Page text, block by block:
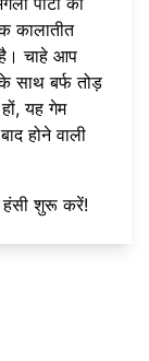
कालातीत
चाहे आप
साथ बर्फ तोड़
यह गेम
होने वाली
शुरू करें!